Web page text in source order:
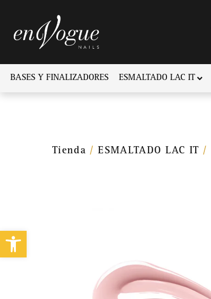
Abrir barra de herramientas
BASES Y FINALIZADORES ESMALTADO LAC IT
Tienda /ESMALTADO LAC IT /